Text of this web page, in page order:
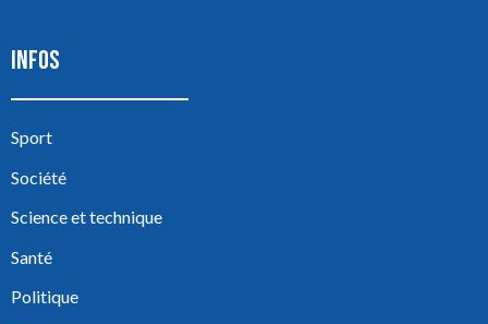
INFOS
Sport
Société
Science et technique
Santé
Politique